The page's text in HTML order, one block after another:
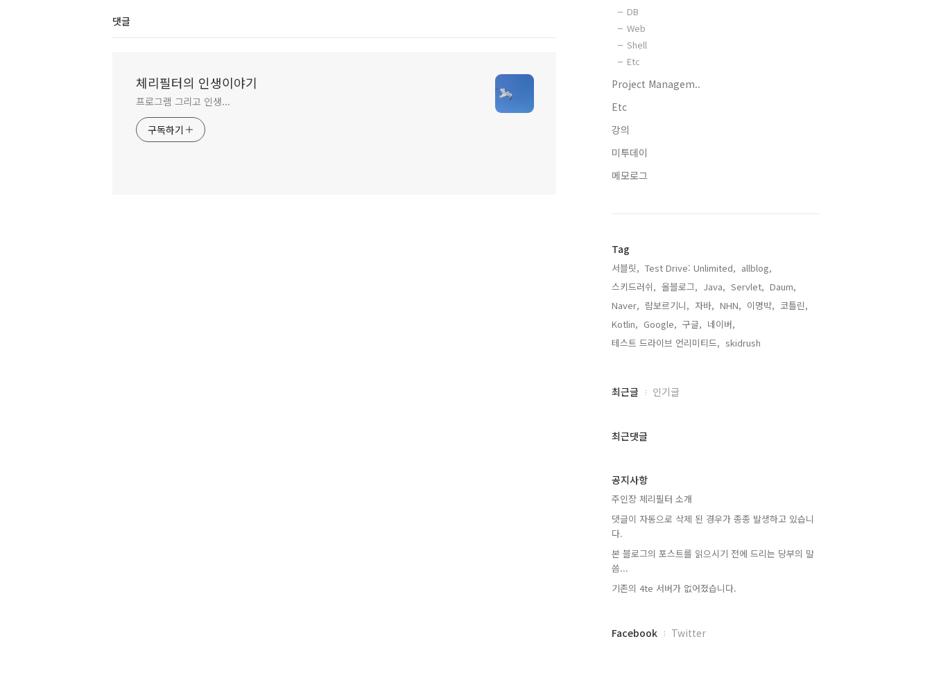
댓글
체리필터의 인생이야기
프로그램 그리고 인생...
구독하기
DB
Web
Shell
Etc
Project Managem..
Etc
강의
미투데이
메모로그
Tag
서블릿, Test Drive: Unlimited, allblog,
스키드러쉬, 올블로그, Java, Servlet, Daum,
Naver, 람보르기니, 자바, NHN, 이명박, 코틀린,
Kotlin, Google, 구글, 네이버,
테스트 드라이브 언리미티드, skidrush,
최
과
글
최근글 인기글
최근댓글
공지사항
주인장 체리필터 소개
댓글이 자동으로 삭제 된 경우가 종종 발생하고 있습니
다.
본 블로그의 포스트를 읽으시기 전에 드리는 당부의 말
씀...
기존의 4te 서버가 없어졌습니다.
페
Facebook Twitter